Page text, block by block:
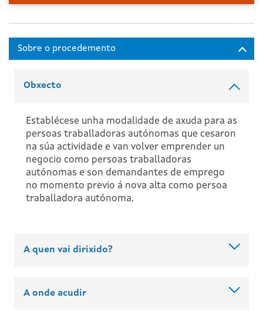
Obxecto
Establécese unha modalidade de axuda para as
persoas traballadoras autónomas que cesaron
na súa actividade e van volver emprender un
negocio como persoas traballadoras
autónomas e son demandantes de emprego
no momento previo á nova alta como persoa
traballadora autónoma.
A quen vai dirixido?
A onde acudir